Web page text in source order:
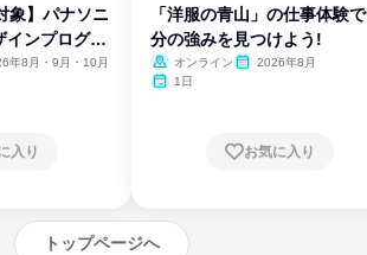
象】パナソニ
インプログラ
年8月・9月・10月
入り
「洋服の青山」の仕事体験
分の強みを見つけよう!
オンライン
2026年8月
1日
お気に入り
トップページへ